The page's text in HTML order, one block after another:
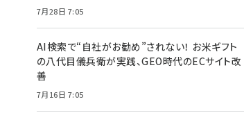
7月28日 7:05
AI検索で“自社がお勧め”されない！ お米ギフト
の八代目儀兵衛が実践、GEO時代のECサイト改
善
7月16日 7:05